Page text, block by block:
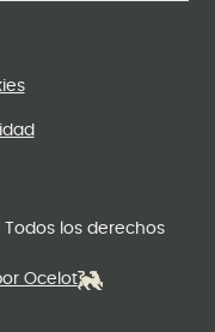
los derechos
Ocelot